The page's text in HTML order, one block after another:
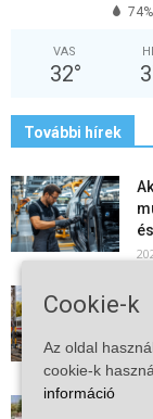
74%
VAS
32°
További hírek
Cookie-k
Az oldal
cookie-k
információ